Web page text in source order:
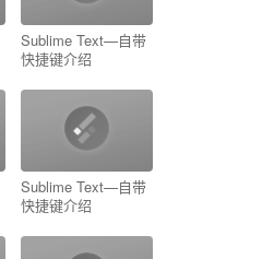
Sublime Text—自带
快捷键介绍
Sublime Text—自带
快捷键介绍